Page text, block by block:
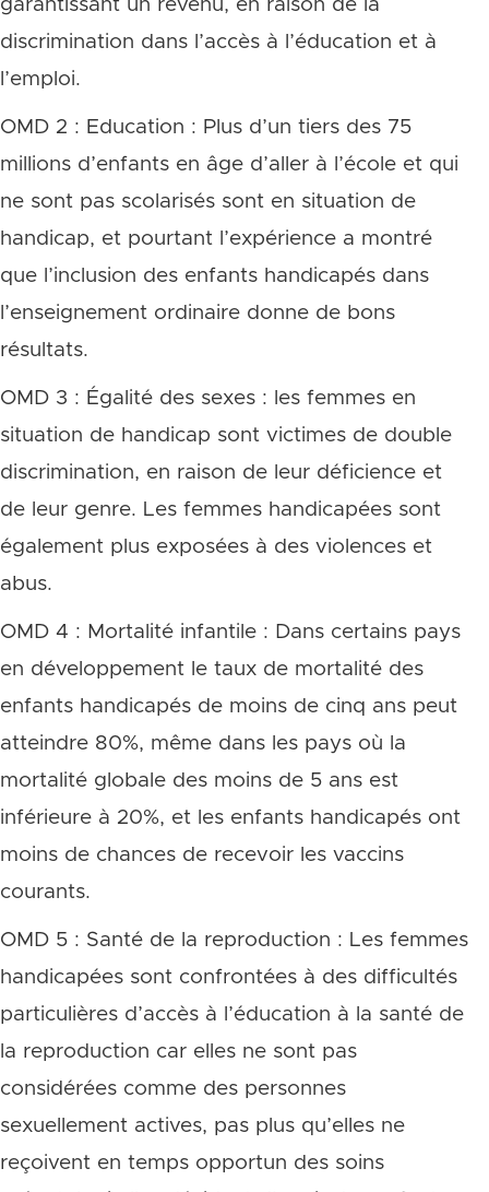
garantissant un revenu, en raison de la
discrimination dans l’accès à l’éducation et à
l’emploi.
OMD 2 : Education : Plus d’un tiers des 75
millions d’enfants en âge d’aller à l’école et qui
ne sont pas scolarisés sont en situation de
handicap, et pourtant l’expérience a montré
que l’inclusion des enfants handicapés dans
l’enseignement ordinaire donne de bons
résultats.
OMD 3 : Égalité des sexes : les femmes en
situation de handicap sont victimes de double
discrimination, en raison de leur déficience et
de leur genre. Les femmes handicapées sont
également plus exposées à des violences et
abus.
OMD 4 : Mortalité infantile : Dans certains pays
en développement le taux de mortalité des
enfants handicapés de moins de cinq ans peut
atteindre 80%, même dans les pays où la
mortalité globale des moins de 5 ans est
inférieure à 20%, et les enfants handicapés ont
moins de chances de recevoir les vaccins
courants.
OMD 5 : Santé de la reproduction : Les femmes
handicapées sont confrontées à des difficultés
particulières d’accès à l’éducation à la santé de
la reproduction car elles ne sont pas
considérées comme des personnes
sexuellement actives, pas plus qu’elles ne
reçoivent en temps opportun des soins